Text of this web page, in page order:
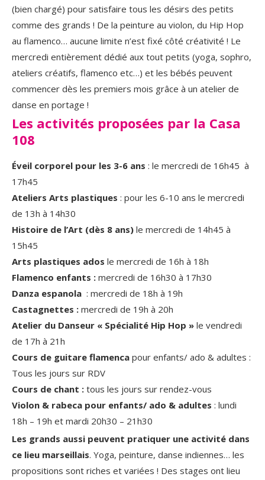
(bien chargé) pour satisfaire tous les désirs des petits
comme des grands ! De la peinture au violon, du Hip Hop
au flamenco… aucune limite n’est fixé côté créativité ! Le
mercredi entièrement dédié aux tout petits (yoga, sophro,
ateliers créatifs, flamenco etc…) et les bébés peuvent
commencer dès les premiers mois grâce à un atelier de
danse en portage !
Les activités proposées par la Casa
108
Éveil corporel pour les 3-6 ans : le mercredi de 16h45 à
17h45
Ateliers Arts plastiques : pour les 6-10 ans le mercredi
de 13h à 14h30
Histoire de l’Art (dès 8 ans) le mercredi de 14h45 à
15h45
Arts plastiques ados le mercredi de 16h à 18h
Flamenco enfants : mercredi de 16h30 à 17h30
Danza espanola : mercredi de 18h à 19h
Castagnettes : mercredi de 19h à 20h
Atelier du Danseur « Spécialité Hip Hop » le vendredi
de 17h à 21h
Cours de guitare flamenca pour enfants/ ado & adultes :
Tous les jours sur RDV
Cours de chant : tous les jours sur rendez-vous
Violon & rabeca pour enfants/ ado & adultes : lundi
18h – 19h et mardi 20h30 – 21h30
Les grands aussi peuvent pratiquer une activité dans
ce lieu marseillais. Yoga, peinture, danse indiennes… les
propositions sont riches et variées ! Des stages ont lieu